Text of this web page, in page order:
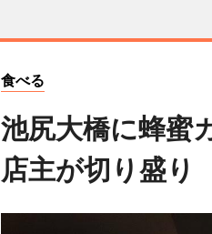
食べる
池尻大橋に蜂蜜
店主が切り盛り